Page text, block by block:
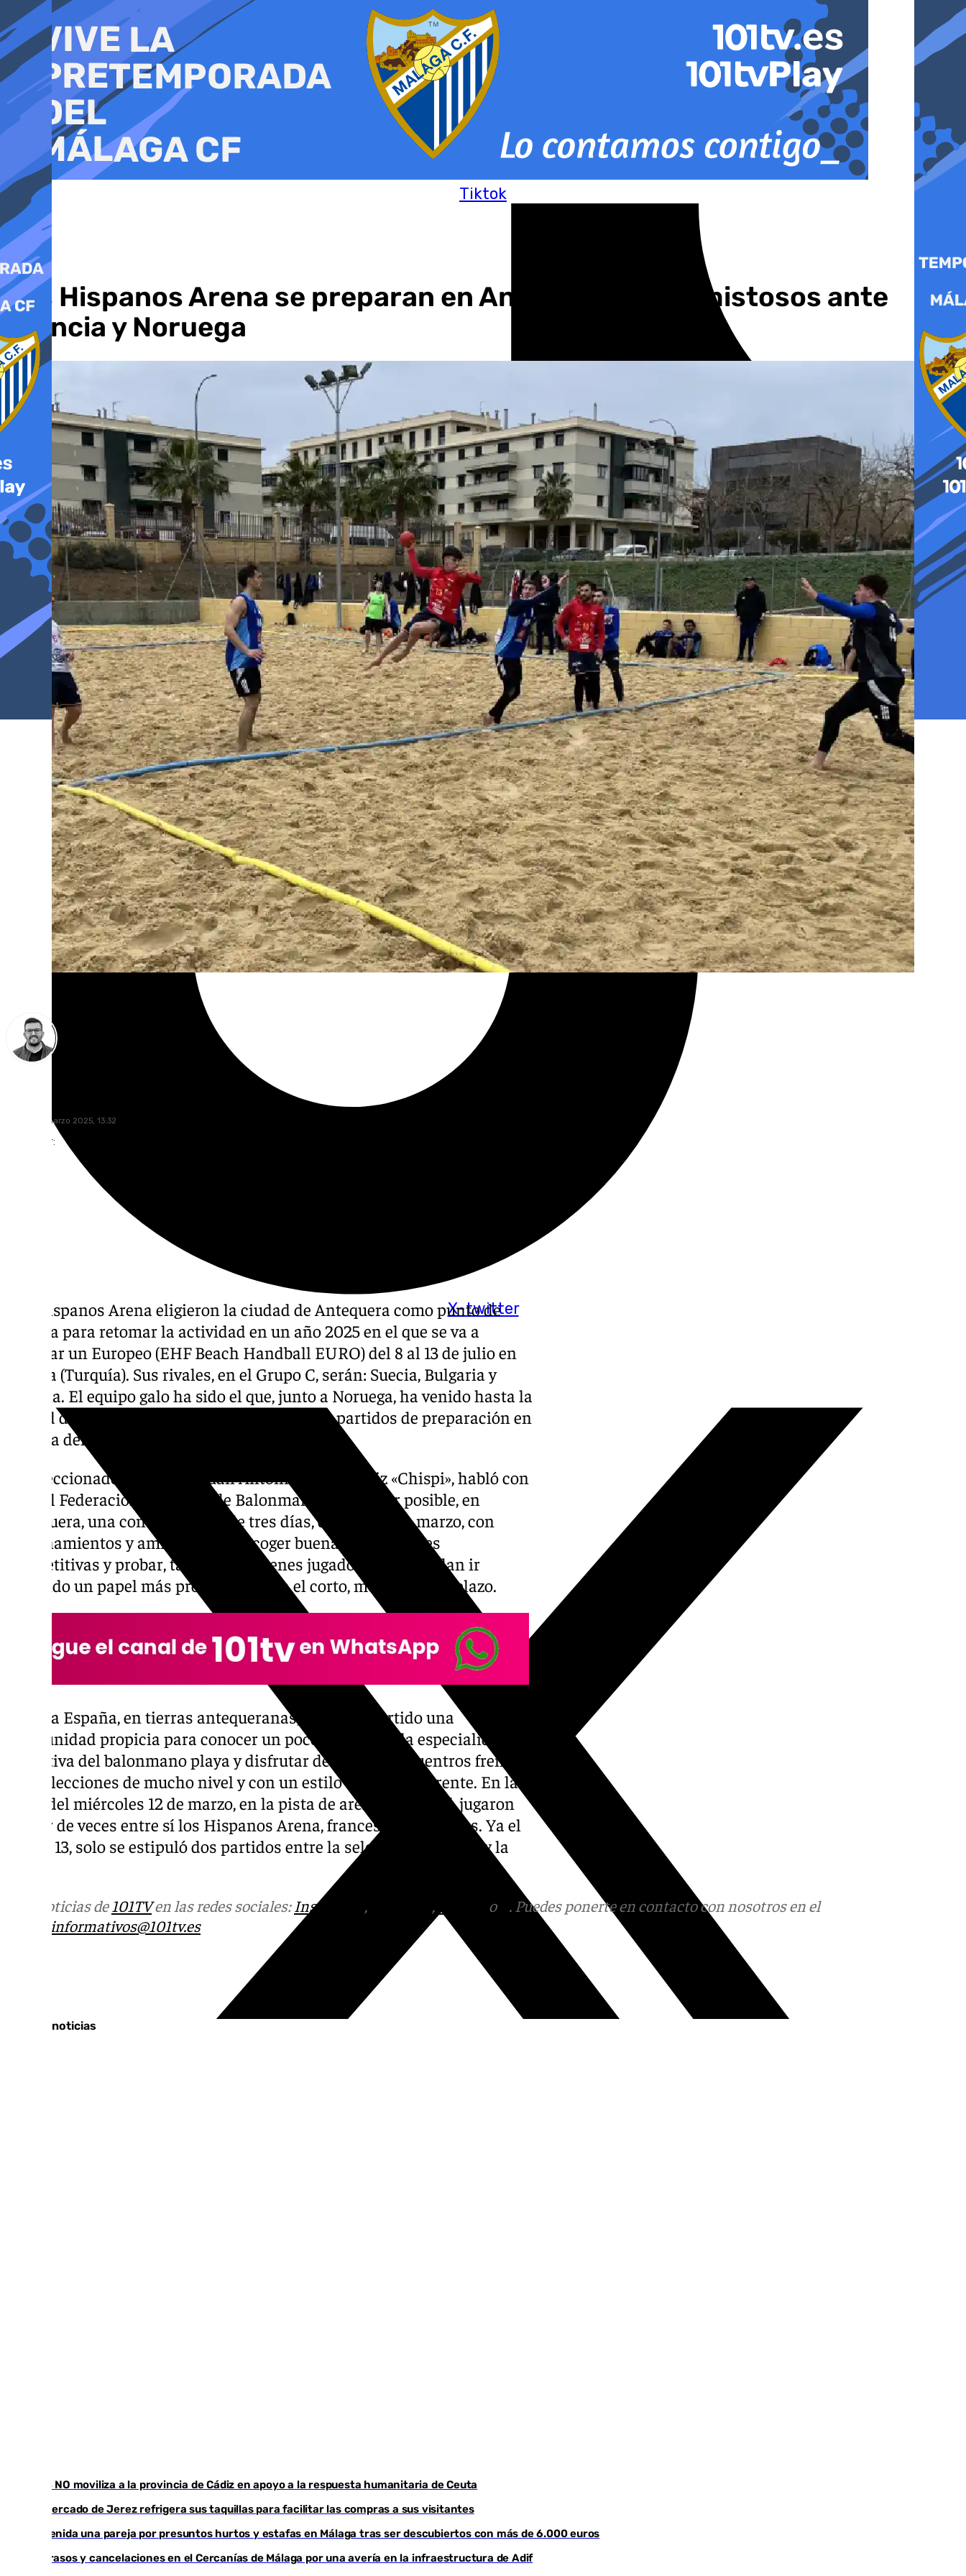
al
contenido
Tiktok
X-twitter
Los Hispanos Arena se preparan en Antequera con amistosos ante
Francia y Noruega
jueves, 13 marzo 2025, 13:32
Compartir:
Los Hispanos Arena eligieron la ciudad de Antequera como punto de
partida para retomar la actividad en un año 2025 en el que se va a
celebrar un Europeo (EHF Beach Handball EURO) del 8 al 13 de julio en
Alanya (Turquía). Sus rivales, en el Grupo C, serán: Suecia, Bulgaria y
Francia. El equipo galo ha sido el que, junto a Noruega, ha venido hasta la
ciudad de Los Dólmenes para disputar varios partidos de preparación en
la pista del Complejo Deportivo El Maulí.
El seleccionador nacional, Juan Antonio Vázquez Diz «Chispi», habló con
la Real Federación Española de Balonmano para hacer posible, en
Antequera, una concentración de tres días, del 11 al 13 de marzo, con
entrenamientos y amistosos para coger buenas sensaciones
competitivas y probar, también, a jóvenes jugadores que puedan ir
teniendo un papel más protagonista en el corto, medio y largo plazo.
Tener a España, en tierras antequeranas, se ha convertido una
oportunidad propicia para conocer un poco más sobre la especialidad
deportiva del balonmano playa y disfrutar de buenos encuentros frente a
dos selecciones de mucho nivel y con un estilo de juego diferente. En la
tarde del miércoles 12 de marzo, en la pista de arena del Maulí, jugaron
un par de veces entre sí los Hispanos Arena, franceses y noruegos. Ya el
jueves 13, solo se estipuló dos partidos entre la selección nacional y la
Más noticias de 101TVen las redes sociales: Instagram , , o
. Puedes ponerte en contacto con nosotros en el
informativos@101tv.es
Últimas noticias
CIES NO moviliza a la provincia de Cádiz en apoyo a la respuesta humanitaria de Ceuta
El mercado de Jerez refrigera sus taquillas para facilitar las compras a sus visitantes
Detenida una pareja por presuntos hurtos y estafas en Málaga tras ser descubiertos con más de 6.000 euros
Retrasos y cancelaciones en el Cercanías de Málaga por una avería en la infraestructura de Adif